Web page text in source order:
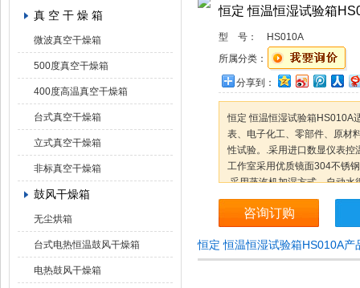
真 空 干 燥 箱
微波真空干燥箱
500度真空干燥箱
400度高温真空干燥箱
台式真空干燥箱
立式真空干燥箱
非标真空干燥箱
鼓风干燥箱
无尘烘箱
台式电热恒温鼓风干燥箱
电热鼓风干燥箱
恒定 恒温恒湿试验箱
型 号：
HS010A
所属分类：
分享到：
恒定 恒温恒湿试验箱HS010A
表、电子化工、零部件、原材
性试验。.采用进口数显仪表控
工作室采用优质镜面304不锈
.采用蒸汽机加湿方式，自动水
咨询订购
恒定 恒温恒湿试验箱HS010A产